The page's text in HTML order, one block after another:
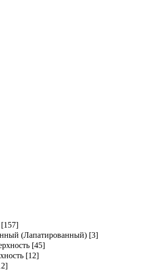
[157]
(Лапатированный) [3]
[45]
[12]